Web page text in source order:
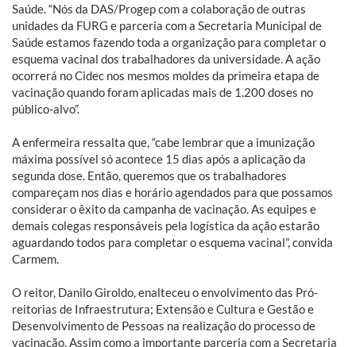
Saúde. “Nós da DAS/Progep com a colaboração de outras
unidades da FURG e parceria com a Secretaria Municipal de
Saúde estamos fazendo toda a organização para completar o
esquema vacinal dos trabalhadores da universidade. A ação
ocorrerá no Cidec nos mesmos moldes da primeira etapa de
vacinação quando foram aplicadas mais de 1.200 doses no
público-alvo”.
A enfermeira ressalta que, “cabe lembrar que a imunização
máxima possível só acontece 15 dias após a aplicação da
segunda dose. Então, queremos que os trabalhadores
compareçam nos dias e horário agendados para que possamos
considerar o êxito da campanha de vacinação. As equipes e
demais colegas responsáveis pela logística da ação estarão
aguardando todos para completar o esquema vacinal”, convida
Carmem.
O reitor, Danilo Giroldo, enalteceu o envolvimento das Pró-
reitorias de Infraestrutura; Extensão e Cultura e Gestão e
Desenvolvimento de Pessoas na realização do processo de
vacinação. Assim como a importante parceria com a Secretaria